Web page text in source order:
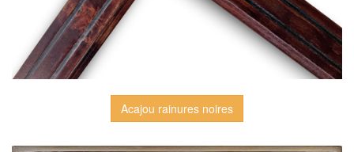
Acajou rainures noires